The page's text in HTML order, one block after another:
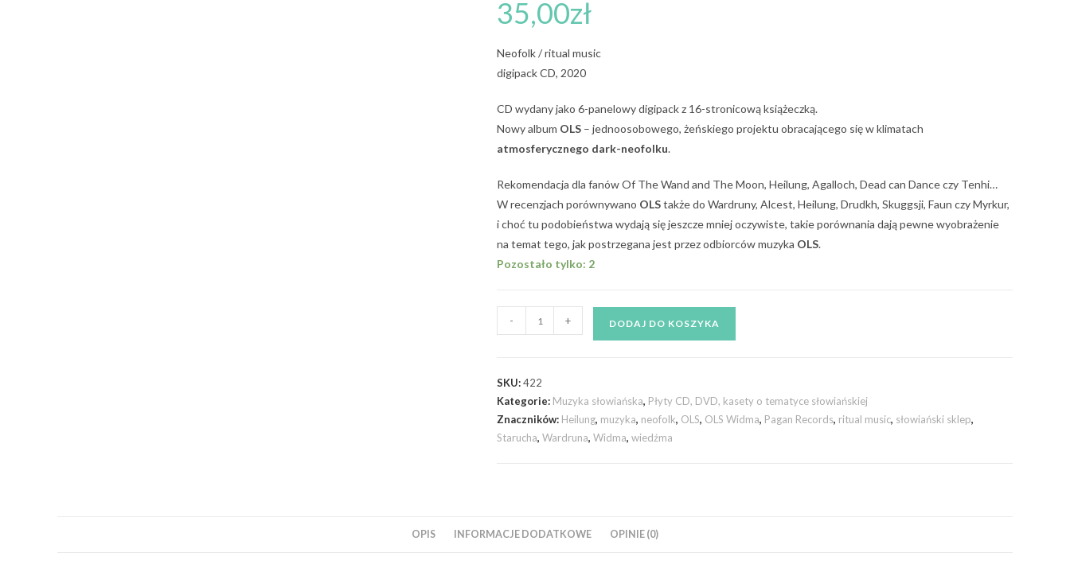
35,00zł
Neofolk / ritual music
digipack CD, 2020
CD wydany jako 6-panelowy digipack z 16-stronicową książeczką.
Nowy album OLS – jednoosobowego, żeńskiego projektu obracającego się w klimatach
atmosferycznego dark-neofolku.
Rekomendacja dla fanów Of The Wand and The Moon, Heilung, Agalloch, Dead can Dance czy Tenhi…
W recenzjach porównywano OLStakże do Wardruny, Alcest, Heilung, Drudkh, Skuggsji, Faun czy Myrkur,
i choć tu podobieństwa wydają się jeszcze mniej oczywiste, takie porównania dają pewne wyobrażenie
na temat tego, jak postrzegana jest przez odbiorców muzyka OLS.
Pozostało tylko: 2
- + DODAJ DO KOSZYKA
SKU:422
Kategorie: Muzyka słowiańska, Płyty CD, DVD, kasety o tematyce słowiańskiej
Znaczników: Heilung, muzyka, neofolk, OLS, OLS Widma, Pagan Records, ritual music, słowiański sklep,
Starucha, Wardruna, Widma, wiedźma
OPIS INFORMACJE DODATKOWE OPINIE (0)